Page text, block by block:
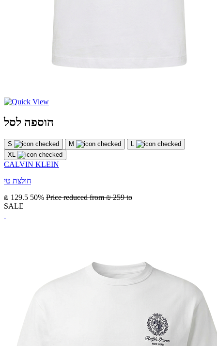
הוספה לסל
S M
L
XL
CALVIN KLEIN
חולצת טי
₪ 129.5 50% Price reduced from₪ 259 to
SALE